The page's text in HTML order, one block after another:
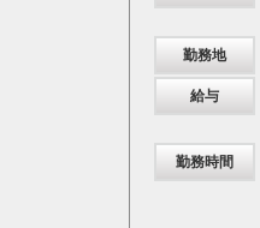
勤務地
給与
勤務時間